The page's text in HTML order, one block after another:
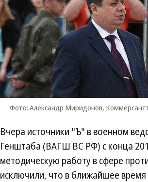
Фото: Александр Миридонов,
Вчера источники "Ъ" в военном
Генштаба (ВАГШ ВС РФ) с конца
методическую работу в сфере
исключили, что в ближайшее